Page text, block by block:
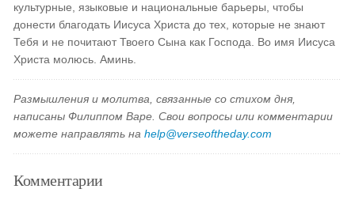
культурные, языковые и национальные барьеры, чтобы
донести благодать Иисуса Христа до тех, которые не знают
Тебя и не почитают Твоего Сына как Господа. Во имя Иисуса
Христа молюсь. Аминь.
Размышления и молитва, связанные со стихом дня,
написаны Филиппом Варе. Свои вопросы или комментарии
можете направлять наhelp@verseoftheday.com
Комментарии